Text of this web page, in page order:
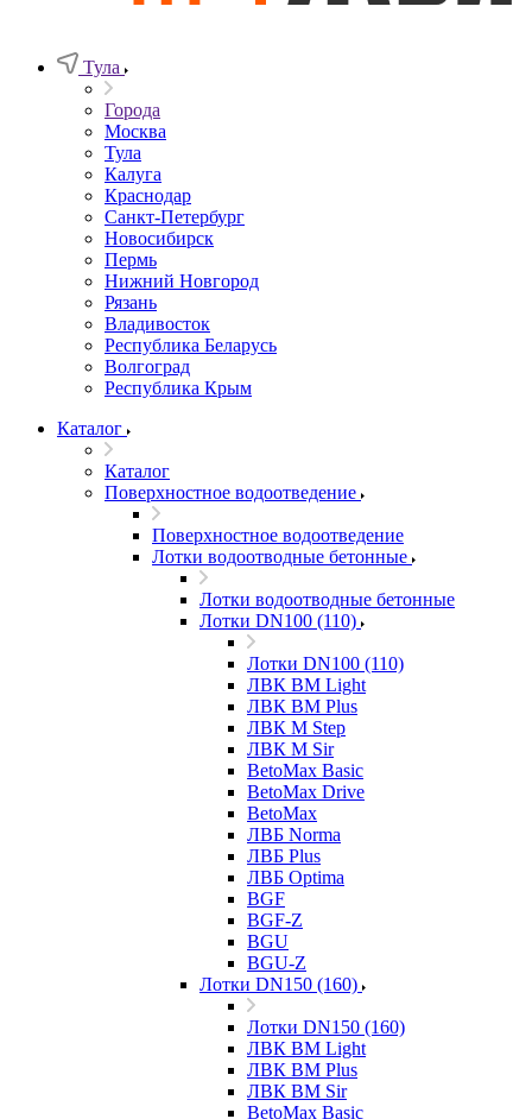
Тула
Города
Москва
Тула
Калуга
Краснодар
Санкт-Петербург
Новосибирск
Пермь
Нижний Новгород
Рязань
Владивосток
Республика Беларусь
Волгоград
Республика Крым
Каталог
Каталог
Поверхностное водоотведение
Поверхностное водоотведение
Лотки водоотводные бетонные
Лотки водоотводные бетонные
Лотки DN100 (110)
Лотки DN100 (110)
ЛВК ВМ Light
ЛВК ВМ Plus
ЛВК М Step
ЛВК М Sir
BetoMax Basic
BetoMax Drive
BetoMax
ЛВБ Norma
ЛВБ Plus
ЛВБ Optima
BGF
BGF-Z
BGU
BGU-Z
Лотки DN150 (160)
Лотки DN150 (160)
ЛВК ВМ Light
ЛВК ВМ Plus
ЛВК ВМ Sir
BetoMax Basic